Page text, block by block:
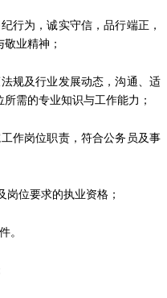
行为，诚实守信，品行端正，
业精神；
规及行业发展动态，沟通、适
需的专业知识与工作能力；
作岗位职责，符合公务员及事
岗位要求的执业资格；
。